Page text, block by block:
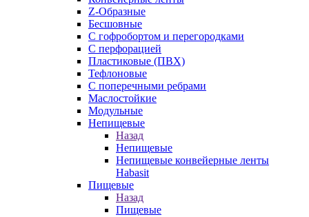
Z-Образные
Бесшовные
С гофробортом и перегородками
С перфорацией
Пластиковые (ПВХ)
Тефлоновые
С поперечными ребрами
Маслостойкие
Модульные
Непищевые
Назад
Непищевые
Непищевые конвейерные ленты
Habasit
Пищевые
Назад
Пищевые